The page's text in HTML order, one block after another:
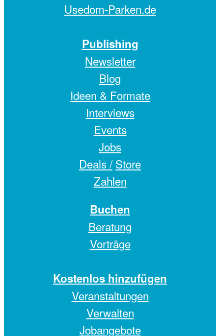
Usedom-Parken.de
Publishing
Newsletter
Blog
Ideen & Formate
Interviews
Events
Jobs
Deals / Store
Zahlen
Buchen
Beratung
Vorträge
Kostenlos hinzufügen
Veranstaltungen
Verwalten
Jobangebote